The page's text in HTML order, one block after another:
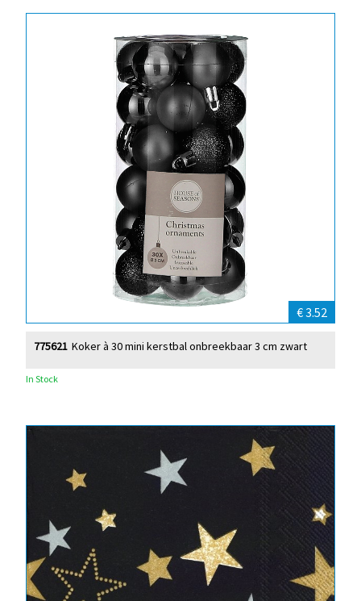
€ 3.52
Koker à 30 mini kerstbal onbreekbaar 3 cm zwart
775621
In Stock